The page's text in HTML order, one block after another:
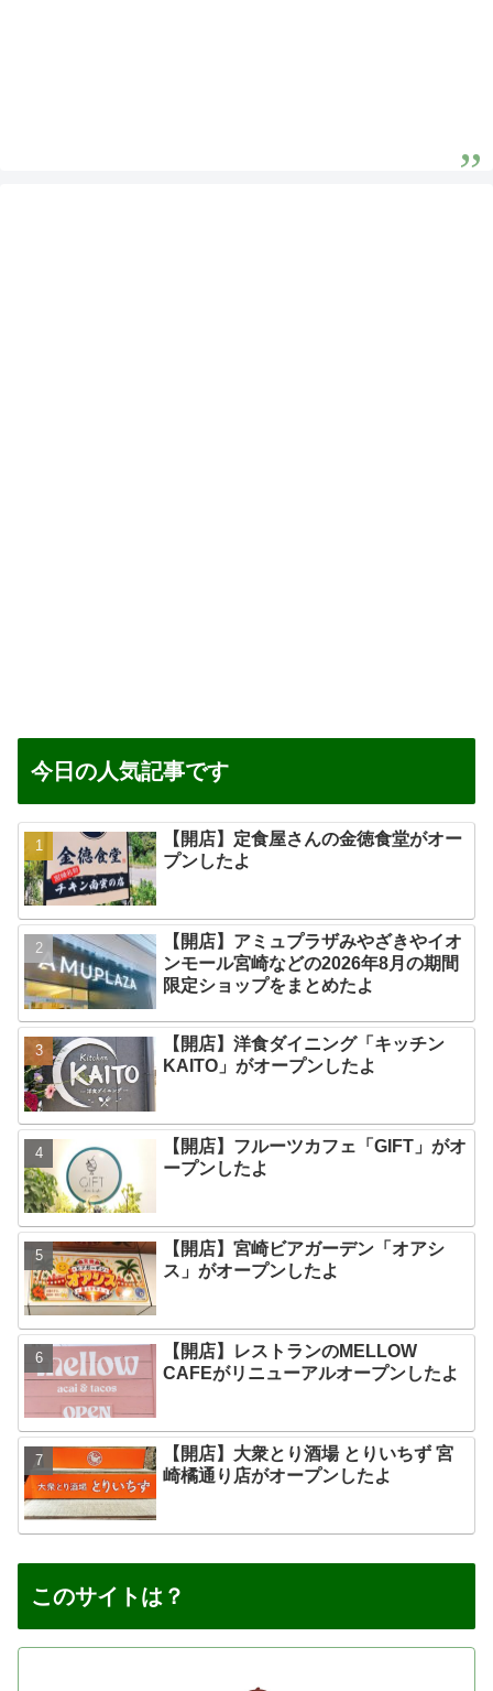
今日の人気記事です
【開店】定食屋さんの金徳食堂がオー
プンしたよ
【開店】アミュプラザみやざきやイオ
ンモール宮崎などの2026年8月の期間
限定ショップをまとめたよ
【開店】洋食ダイニング「キッチン
KAITO」がオープンしたよ
【開店】フルーツカフェ「GIFT」がオ
ープンしたよ
【開店】宮崎ビアガーデン「オアシ
ス」がオープンしたよ
【開店】レストランのMELLOW
CAFEがリニューアルオープンしたよ
【開店】大衆とり酒場 とりいちず 宮
崎橘通り店がオープンしたよ
このサイトは？